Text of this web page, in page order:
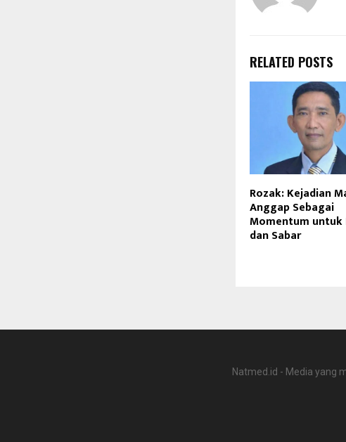
RELATED POSTS
Rozak: Kejadian
Anggap Sebagai
Momentum untuk
dan Sabar
Natmed.id - Media yang